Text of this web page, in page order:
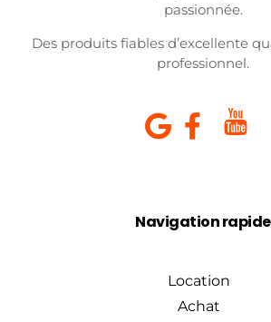
passionnée.
Des produits fiables d’excellente
professionnel.
Navigation rapide
Location
Achat